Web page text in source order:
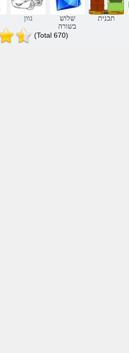
דלומה גח ואוו
ךותל ץופק
רוינו'ג ינסיד לש
םימוסק םיגח
גוון
שלוש
בשורה
תכנית
(Total 670)